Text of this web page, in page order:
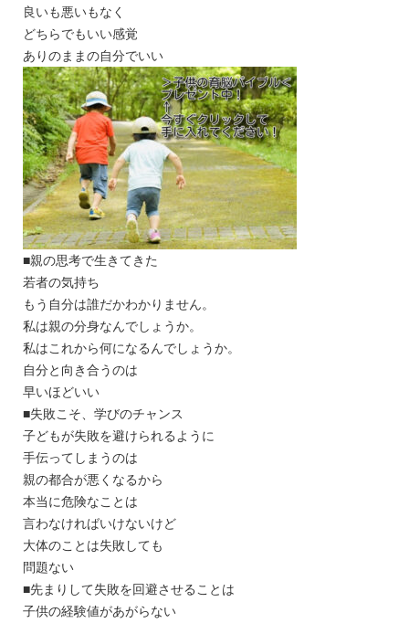
良いも悪いもなく
どちらでもいい感覚
ありのままの自分でいい
■親の思考で生きてきた
若者の気持ち
もう自分は誰だかわかりません。
私は親の分身なんでしょうか。
私はこれから何になるんでしょうか。
自分と向き合うのは
早いほどいい
■失敗こそ、学びのチャンス
子どもが失敗を避けられるように
手伝ってしまうのは
親の都合が悪くなるから
本当に危険なことは
言わなければいけないけど
大体のことは失敗しても
問題ない
■先まりして失敗を回避させることは
子供の経験値があがらない